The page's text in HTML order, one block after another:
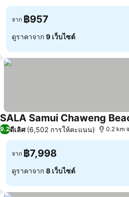
จาก ฿957
ดูราคาจาก 9 เว็บไซต์
SALA Samui Chaweng
9.2ดีเลิศ (6,502 การให้คะแนน) 0.2 km
จาก ฿7,998
ดูราคาจาก 8 เว็บไซต์